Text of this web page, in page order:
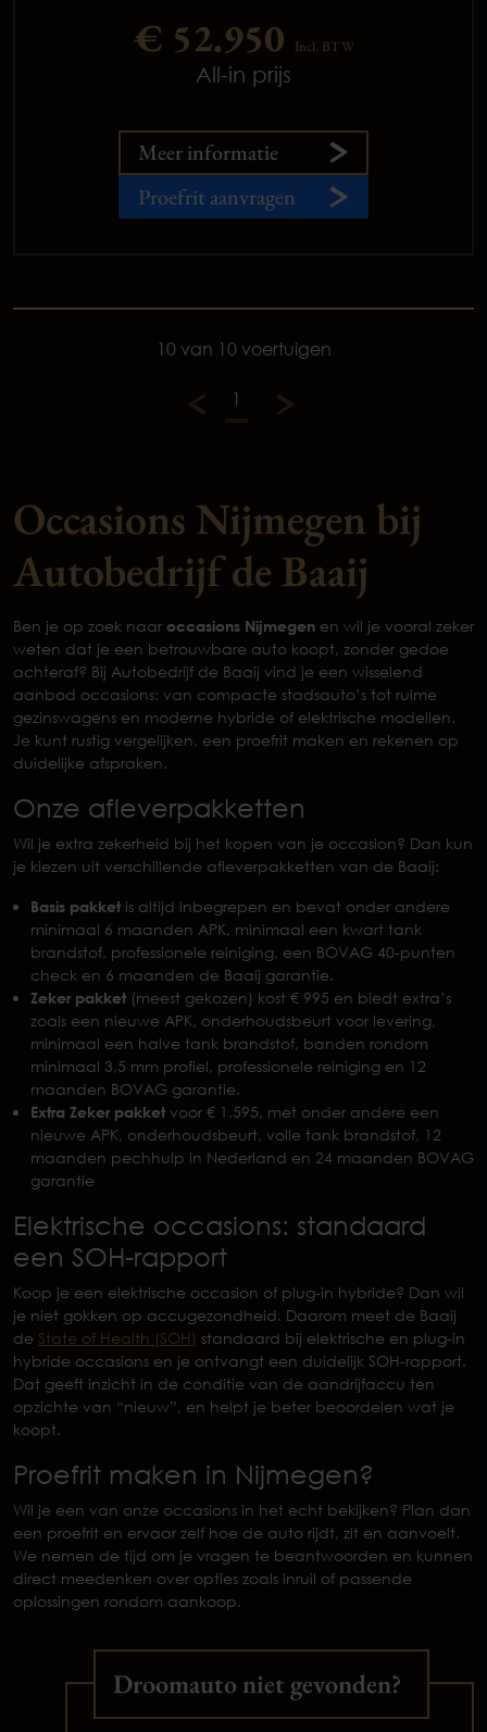
€ 52.950 Incl. BTW
All-in prijs
Meer informatie
Proefrit aanvragen
10 van 10 voertuigen
1
Occasions Nijmegen bij
Autobedrijf de Baaij
Ben je op zoek naar occasions Nijmegen en wil je vooral zeker
weten dat je een betrouwbare auto koopt, zonder gedoe
achteraf? Bij Autobedrijf de Baaij vind je een wisselend
aanbod occasions: van compacte stadsauto’s tot ruime
gezinswagens en moderne hybride of elektrische modellen.
Je kunt rustig vergelijken, een proefrit maken en rekenen op
duidelijke afspraken.
Onze afleverpakketten
Wil je extra zekerheid bij het kopen van je occasion? Dan kun
je kiezen uit verschillende afleverpakketten van de Baaij:
Basis pakket is altijd inbegrepen en bevat onder andere
minimaal 6 maanden APK, minimaal een kwart tank
brandstof, professionele reiniging, een BOVAG 40-punten
check en 6 maanden de Baaij garantie.
Zeker pakket (meest gekozen) kost € 995 en biedt extra’s
zoals een nieuwe APK, onderhoudsbeurt voor levering,
minimaal een halve tank brandstof, banden rondom
minimaal 3,5 mm profiel, professionele reiniging en 12
maanden BOVAG garantie.
Extra Zeker pakket voor € 1.595, met onder andere een
nieuwe APK, onderhoudsbeurt, volle tank brandstof, 12
maanden pechhulp in Nederland en 24 maanden BOVAG
garantie
Elektrische occasions: standaard
een SOH-rapport
Koop je een elektrische occasion of plug-in hybride? Dan wil
je niet gokken op accugezondheid. Daarom meet de Baaij
de State of Health (SOH) standaard bij elektrische en plug-in
hybride occasions en je ontvangt een duidelijk SOH-rapport.
Dat geeft inzicht in de conditie van de aandrijfaccu ten
opzichte van “nieuw”, en helpt je beter beoordelen wat je
koopt.
Proefrit maken in Nijmegen?
Wil je een van onze occasions in het echt bekijken? Plan dan
een proefrit en ervaar zelf hoe de auto rijdt, zit en aanvoelt.
We nemen de tijd om je vragen te beantwoorden en kunnen
direct meedenken over opties zoals inruil of passende
oplossingen rondom aankoop.
Droomauto niet gevonden?